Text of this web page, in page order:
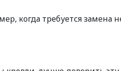
когда требуется замена